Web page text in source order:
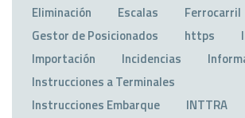
Eliminación
Escalas Ferrocarril
Gestor de Posicionados
https
Importación
Incidencias
Instrucciones a Terminales
Instrucciones Embarque
INTTRA